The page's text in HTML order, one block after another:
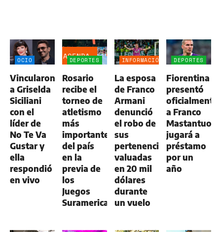
OCIO
Vincularon
a Griselda
Siciliani
con el
líder de
No Te Va
Gustar y
ella
respondió
en vivo
DEPORTES
AGENDA
Rosario
recibe el
torneo de
atletismo
más
importante
del país
en la
previa de
los
Juegos
Suramericanos
INFORMACIÓN
La esposa
de Franco
Armani
denunció
el robo de
sus
pertenencias
valuadas
en 20 mil
dólares
durante
un vuelo
DEPORTES
Fiorentina
presentó
oficialmente
a Franco
jugará a
préstamo
por un
año